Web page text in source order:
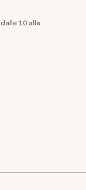
10 alle